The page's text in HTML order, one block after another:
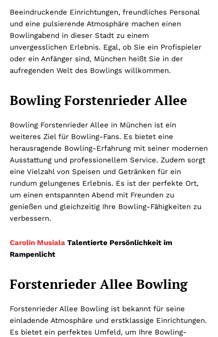
Beeindruckende Einrichtungen, freundliches Personal
und eine pulsierende Atmosphäre machen einen
Bowlingabend in dieser Stadt zu einem
unvergesslichen Erlebnis. Egal, ob Sie ein Profispieler
oder ein Anfänger sind, München heißt Sie in der
aufregenden Welt des Bowlings willkommen.
Bowling Forstenrieder Allee
Bowling Forstenrieder Allee in München ist ein
weiteres Ziel für Bowling-Fans. Es bietet eine
herausragende Bowling-Erfahrung mit seiner modernen
Ausstattung und professionellem Service. Zudem sorgt
eine Vielzahl von Speisen und Getränken für ein
rundum gelungenes Erlebnis. Es ist der perfekte Ort,
um einen entspannten Abend mit Freunden zu
genießen und gleichzeitig Ihre Bowling-Fähigkeiten zu
verbessern.
Carolin Musiala Talentierte Persönlichkeit im
Rampenlicht
Forstenrieder Allee Bowling
Forstenrieder Allee Bowling ist bekannt für seine
einladende Atmosphäre und erstklassige Einrichtungen.
Es bietet ein perfektes Umfeld, um Ihre Bowling-